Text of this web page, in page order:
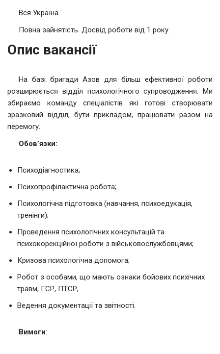
Вся Україна
Повна зайнятість. Досвід роботи від 1 року.
Опис вакансії
На базі бригади Азов для більш ефективної роботи
розширюється відділ психологічного супроводження. Ми
збираємо команду спеціалістів які готові створювати
зразковий відділ, бути прикладом, працювати разом на
перемогу.
Обов’язки:
Психодіагностика;
Психопрофілактична робота;
Психологічна підготовка (навчання, психоедукація,
тренінги);
Проведення психологічних консультацій та
психокорекційної роботи з військовослужбовцями;
Кризова психологічна допомога;
Робот з особами, що мають ознаки бойових психічних
травм, ГСР, ПТСР,
Ведення документації та звітності.
Вимоги: